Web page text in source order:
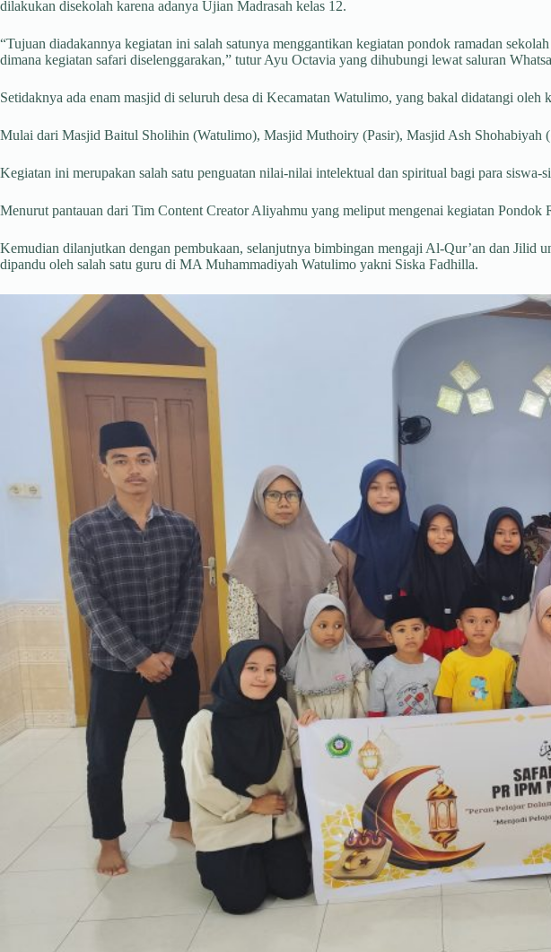
dilakukan disekolah karena adanya Ujian Madrasah kelas 12.
“Tujuan diadakannya kegiatan ini salah satunya menggantikan kegiatan pondok ramadan
dimana kegiatan safari diselenggarakan,” tutur Ayu Octavia yang dihubungi lewat saluran
Setidaknya ada enam masjid di seluruh desa di Kecamatan Watulimo, yang bakal didatangi
Mulai dari Masjid Baitul Sholihin (Watulimo), Masjid Muthoiry (Pasir), Masjid Ash
Kegiatan ini merupakan salah satu penguatan nilai-nilai intelektual dan spiritual bagi para
Menurut pantauan dari Tim Content Creator Aliyahmu yang meliput mengenai kegiatan Pondok
Kemudian dilanjutkan dengan pembukaan, selanjutnya bimbingan mengaji Al-Qur’an dan Jilid
dipandu oleh salah satu guru di MA Muhammadiyah Watulimo yakni Siska Fadhilla.